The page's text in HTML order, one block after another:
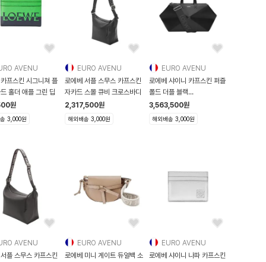
AVENU
프스킨 시그니쳐 플
홀더 애플 그린 딥
원
3,000원
EURO AVENU
로에베 서플 스무스 카프스킨
자카드 스몰 큐비 크로스바디
2,317,500원
해외배송 3,000원
EURO AVENU
로에베 샤이니 카프스킨 퍼즐
폴드 더플 블랙
B510PUBX01 1100 B51
3,563,500원
해외배송 3,000원
AVENU
플 스무스 카프스킨
EURO AVENU
로에베 미니 게이트 듀얼백 소
EURO AVENU
로에베 샤이니 나파 카프스킨